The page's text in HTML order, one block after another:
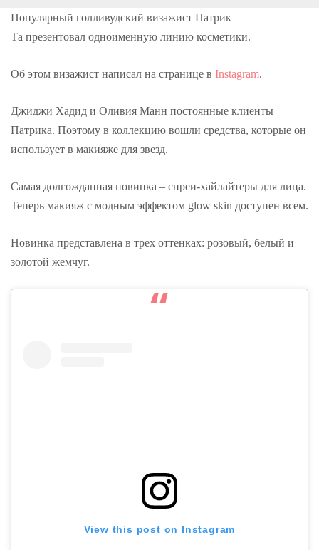
k
n
s
t
Популярный голливудский визажист Патрик
Та презентовал одноименную линию косметики.
Об этом визажист написал на странице в Instagram.
Джиджи Хадид и Оливия Манн постоянные клиенты
Патрика. Поэтому в коллекцию вошли средства, которые он
использует в макияже для звезд.
Самая долгожданная новинка – спреи-хайлайтеры для лица.
Теперь макияж с модным эффектом glow skin доступен всем.
Новинка представлена в трех оттенках: розовый, белый и
золотой жемчуг.
View this post on Instagram